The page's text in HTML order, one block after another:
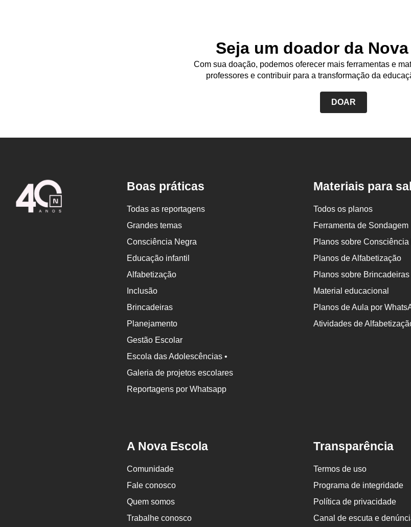
Seja um doador da
Com sua doação, podemos oferecer mais ferramentas e
professores e contribuir para a transformação da
DOAR
Boas práticas
Todas as reportagens
Grandes temas
Consciência Negra
Educação infantil
Alfabetização
Inclusão
Brincadeiras
Planejamento
Gestão Escolar
Escola das Adolescências •
Galeria de projetos escolares
Reportagens por Whatsapp
Materiais para
Todos os planos
Ferramenta de Sondagem
Planos sobre Consciência
Planos de Alfabetização
Planos sobre Brincadeiras
Material educacional
Planos de Aula por
Atividades de
A Nova Escola
Comunidade
Fale conosco
Quem somos
Trabalhe conosco
Transparência
Termos de uso
Programa de integridade
Política de privacidade
Canal de escuta e